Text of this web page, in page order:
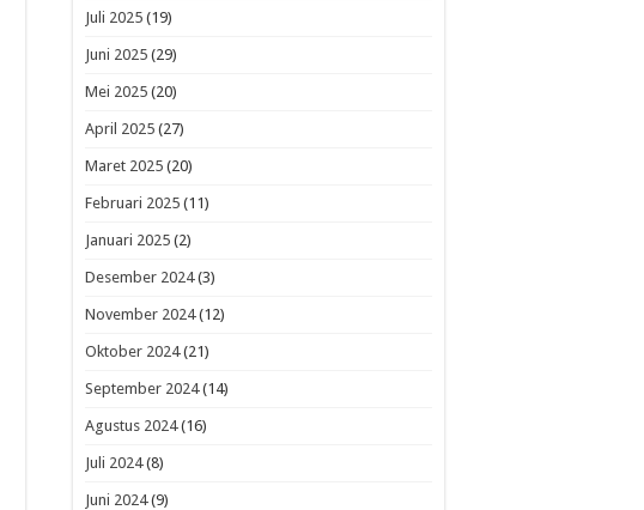
Juli 2025 (19)
Juni 2025 (29)
Mei 2025 (20)
April 2025 (27)
Maret 2025 (20)
Februari 2025 (11)
Januari 2025 (2)
Desember 2024(3)
November 2024(12)
Oktober 2024(21)
September 2024(14)
Agustus 2024(16)
Juli 2024(8)
Juni 2024(9)